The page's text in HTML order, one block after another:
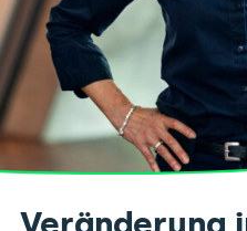
Kontakt &